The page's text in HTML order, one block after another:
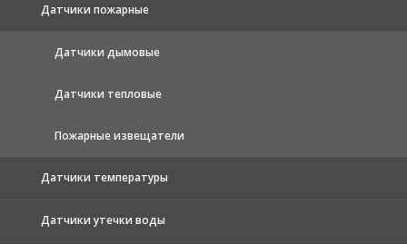
Датчики пожарные
Датчики дымовые
Датчики тепловые
Пожарные извещатели
Датчики температуры
Датчики утечки воды